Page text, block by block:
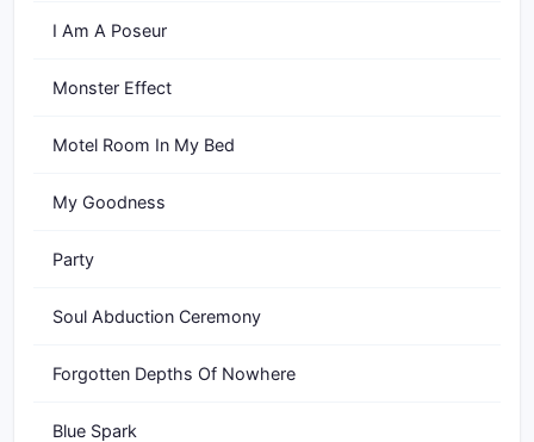
I Am A Poseur
Monster Effect
Motel Room In My Bed
My Goodness
Party
Soul Abduction Ceremony
Forgotten Depths Of Nowhere
Blue Spark